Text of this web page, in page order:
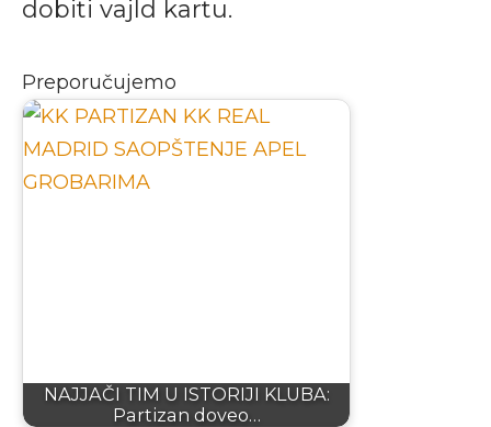
dobiti vajld kartu.
Preporučujemo
NAJJAČI TIM U ISTORIJI KLUBA:
Partizan doveo…